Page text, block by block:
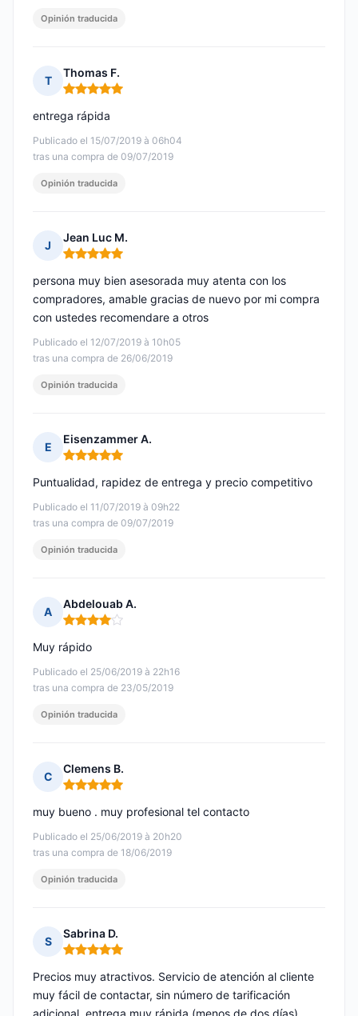
Opinión traducida
T
Thomas F.
Nota: 5 de 5
Publicado el 15/07/2019 à 06h04
tras una compra de 09/07/2019
entrega rápida
Opinión traducida
J
Jean Luc M.
Nota: 5 de 5
Publicado el 12/07/2019 à 10h05
tras una compra de 26/06/2019
persona muy bien asesorada muy atenta con los
compradores, amable gracias de nuevo por mi compra
con ustedes recomendare a otros
Opinión traducida
E
Eisenzammer A.
Nota: 5 de 5
Publicado el 11/07/2019 à 09h22
tras una compra de 09/07/2019
Puntualidad, rapidez de entrega y precio competitivo
Opinión traducida
A
Abdelouab A.
Nota: 4 de 5
Publicado el 25/06/2019 à 22h16
tras una compra de 23/05/2019
Muy rápido
Opinión traducida
C
Clemens B.
Nota: 5 de 5
Publicado el 25/06/2019 à 20h20
tras una compra de 18/06/2019
muy bueno . muy profesional tel contacto
Opinión traducida
S
Sabrina D.
Nota: 5 de 5
Precios muy atractivos. Servicio de atención al cliente
muy fácil de contactar, sin número de tarificación